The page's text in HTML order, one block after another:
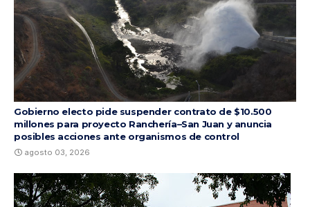
Gobierno electo pide suspender contrato de $10.500
millones para proyecto Ranchería–San Juan y anuncia
posibles acciones ante organismos de control
agosto 03, 2026